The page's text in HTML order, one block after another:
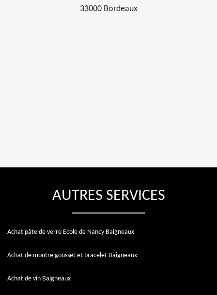
33000 Bordeaux
AUTRES SERVICES
Achat pâte de verre Ecole de Nancy Baigneaux
Achat de montre gousset et bracelet Baigneaux
Achat de vin Baigneaux